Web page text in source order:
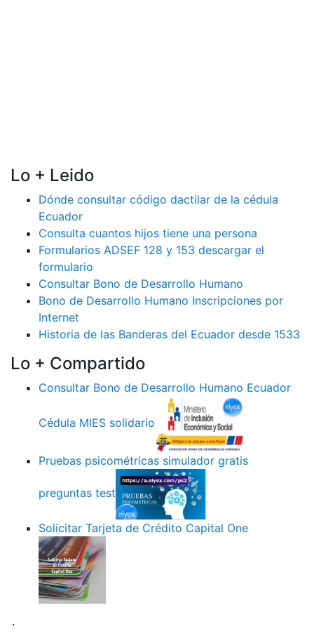
Lo + Leido
Dónde consultar código dactilar de la cédula
Ecuador
Consulta cuantos hijos tiene una persona
Formularios ADSEF 128 y 153 descargar el
formulario
Consultar Bono de Desarrollo Humano
Bono de Desarrollo Humano Inscripciones por
Internet
Historia de las Banderas del Ecuador desde 1533
Lo + Compartido
Consultar Bono de Desarrollo Humano Ecuador
Cédula MIES solidario
Pruebas psicométricas simulador gratis
preguntas test
Solicitar Tarjeta de Crédito Capital One
.